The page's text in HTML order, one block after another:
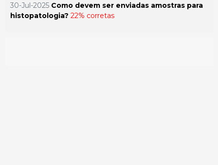
30-Jul-2025 Como devem ser enviadas amostras para
histopatologia? 22% corretas